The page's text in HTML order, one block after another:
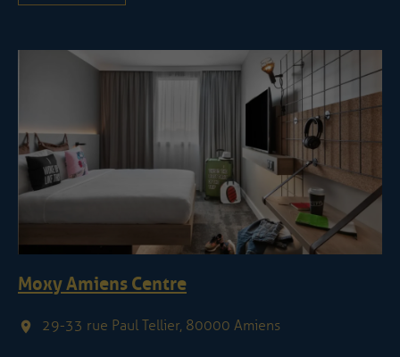
Moxy Amiens Centre
29-33 rue Paul Tellier, 80000 Amiens